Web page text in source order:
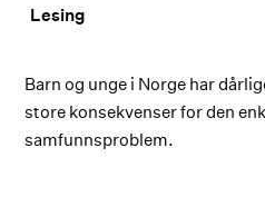
Lesing
Barn og unge i Norge har
store konsekvenser for den
samfunnsproblem.